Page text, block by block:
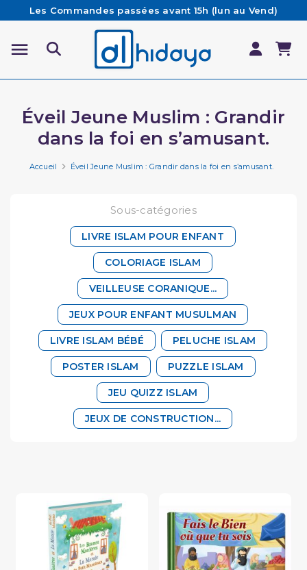
Les Commandes passées avant 15h (lun au Vend)
sont préparées et expédiées le jour même
Besoin d'aide ? Retrouvez notre FAQ
Livraison offerte à partir de 65€ d'achat*
Éveil Jeune Muslim : Grandir
dans la foi en s’amusant.
Accueil Éveil Jeune Muslim : Grandir dans la foi en s’amusant.
Sous-catégories
LIVRE ISLAM POUR ENFANT
COLORIAGE ISLAM
VEILLEUSE CORANIQUE...
JEUX POUR ENFANT MUSULMAN
LIVRE ISLAM BÉBÉ PELUCHE ISLAM
POSTER ISLAM PUZZLE ISLAM
JEU QUIZZ ISLAM
JEUX DE CONSTRUCTION...